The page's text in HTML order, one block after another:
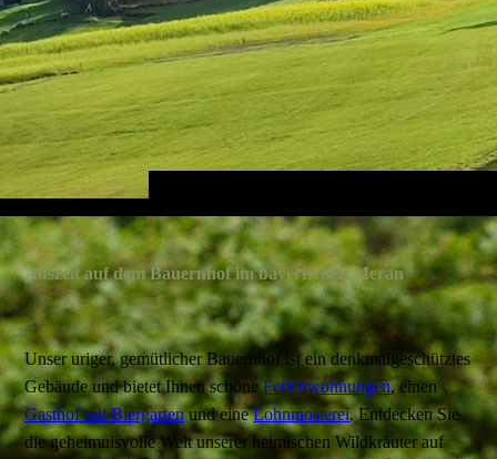
Auszeit auf dem Bauernhof im bayerischen Meran
Unser uriger, gemütlicher Bauernhof ist ein denkmalgeschütztes
Gebäude und bietet Ihnen schöne Ferienwohnungen, einen
Gasthof mit Biergartenund eineLohnmosterei. Entdecken Sie
die geheimnisvolle Welt unserer heimischen Wildkräuter auf